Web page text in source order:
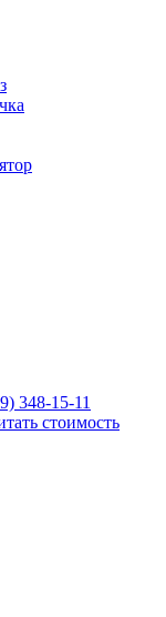
348-15-11
стоимость